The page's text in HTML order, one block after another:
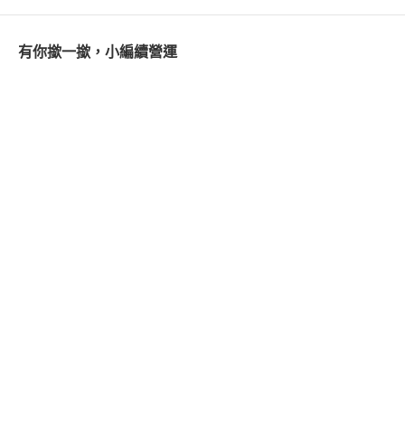
有你撳一撳，小編續營運